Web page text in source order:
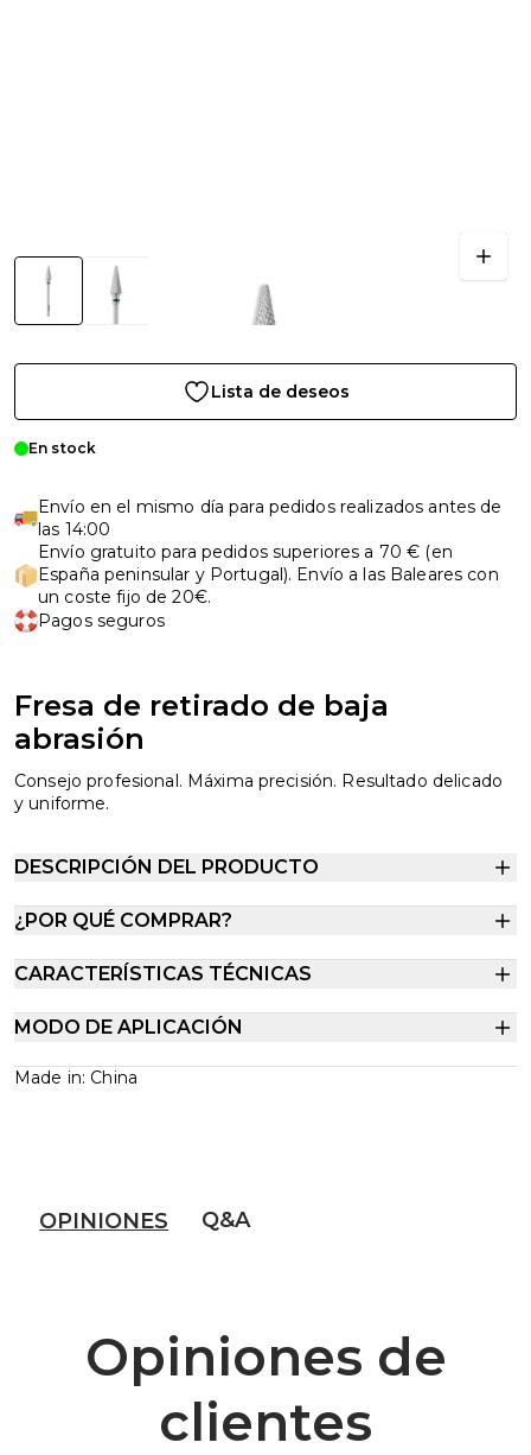
Lista de deseos
En stock
Envío en el mismo día para pedidos realizados antes de
las 14:00
Envío gratuito para pedidos superiores a 70 € (en
España peninsular y Portugal). Envío a las Baleares con
un coste fijo de 20€.
Pagos seguros
Fresa de retirado de baja
abrasión
Consejo profesional. Máxima precisión. Resultado delicado
y uniforme.
DESCRIPCIÓN DEL PRODUCTO
¿POR QUÉ COMPRAR?
CARACTERÍSTICAS TÉCNICAS
MODO DE APLICACIÓN
Made in: China
OPINIONES Q&A
Opiniones de
clientes